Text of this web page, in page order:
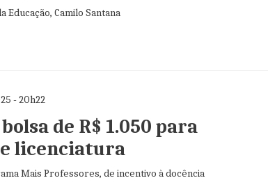
Educação, Camilo Santana
- 20h22
de R$ 1.050 para
licenciatura
Mais Professores, de incentivo à docência